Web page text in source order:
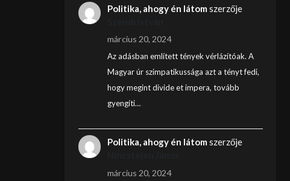
Politika, ahogy én látom szerzője
március 20, 2024
Az adásban említett tények vérlázítóak. A
Magyar úr szimpatikussága azt a tényt fedi,
hogy megint divide et impera, tovább
gyengíti…
Politika, ahogy én látom szerzője
március 20, 2024